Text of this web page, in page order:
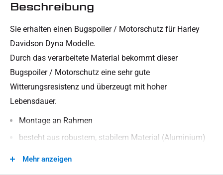
Beschreibung
Sie erhalten einen Bugspoiler / Motorschutz für Harley
Davidson Dyna Modelle.
Durch das verarbeitete Material bekommt dieser
Bugspoiler / Motorschutz eine sehr gute
Witterungsresistenz und überzeugt mit hoher
Lebensdauer.
Montage an Rahmen
besteht aus robustem, stabilem Material (Aluminium)
schwarz pulverbeschichtet
Mehr anzeigen